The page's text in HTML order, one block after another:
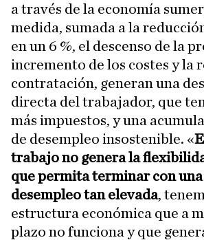
a través de la economía
medida, sumada a la
en un 6 %, el descenso de la
incremento de los costes y la
contratación, generan una
directa del trabajador, que
más impuestos, y una
de desempleo insostenible. «
trabajo no genera la
que permita terminar con una
desempleo tan elevada,
estructura económica que a
plazo no funciona y que